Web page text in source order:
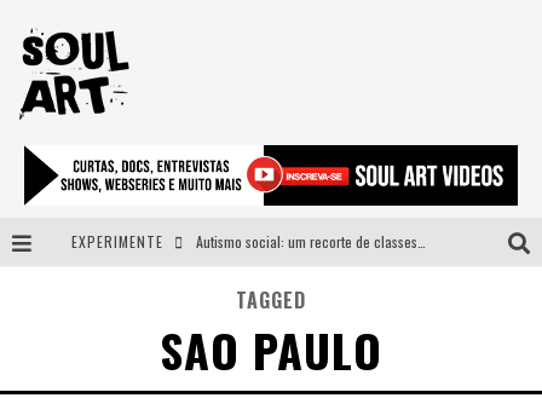
EXPERIMENTE
A subida da rampa é diferente!
Faça o bem! Mas, sem olhar a quem!?
Novo single de Arnaldo Tifu, “De Testa” explora brasilidade em sons, cores e símbolos
TAGGED
SAO PAULO